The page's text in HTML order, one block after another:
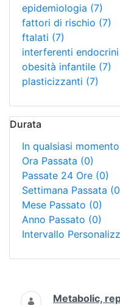
epidemiologia (7)
fattori di rischio (7)
ftalati (7)
interferenti endocrini
obesità infantile (7)
plasticizzanti (7)
Durata
In qualsiasi momento
Ora Passata (0)
Passate 24 Ore (0)
Settimana Passata
Mese Passato (0)
Anno Passato (0)
Intervallo
Ricerca
Metabolic,